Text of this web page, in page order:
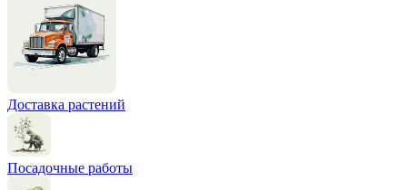
Доставка растений
Посадочные работы